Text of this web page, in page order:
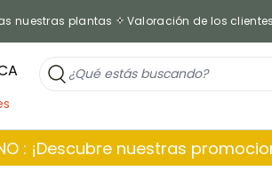
nuestras plantas Valoración de los
: ¡Descubre nuestras